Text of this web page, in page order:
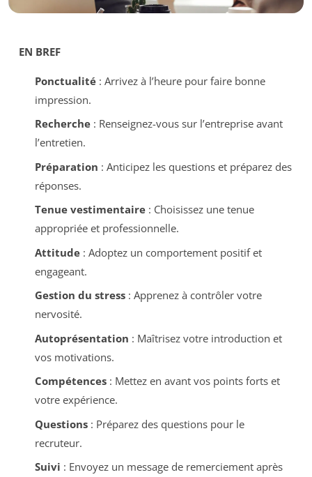
EN BREF
Ponctualité: Arrivez à l’heure pour faire bonne
impression.
Recherche: Renseignez-vous sur l’entreprise avant
l’entretien.
Préparation : Anticipez les questions et préparez des
réponses.
Tenue vestimentaire: Choisissez une tenue
appropriée et professionnelle.
Attitude: Adoptez un comportement positif et
engageant.
Gestion du stress: Apprenez à contrôler votre
nervosité.
Autoprésentation : Maîtrisez votre introduction et
vos motivations.
Compétences: Mettez en avant vos points forts et
votre expérience.
Questions: Préparez des questions pour le
recruteur.
Suivi : Envoyez un message de remerciement après